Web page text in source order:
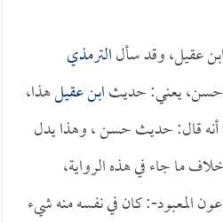
عقيل، وقد سألالترمذي
يعني: حديثابن عقيلهذا،
أنه قال: حديث حسن ، وهذا يدل
ما جاء في هذه الرواية،
المعبود-: كان في نفسه منه شيء